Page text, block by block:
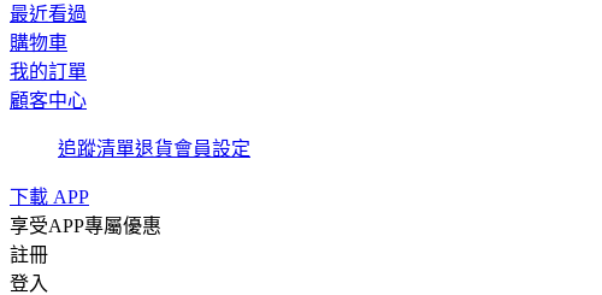
最近看過
購物車
我的訂單
顧客中心
追蹤清單退貨會員設定
下載 APP
享受APP專屬優惠
註冊
登入